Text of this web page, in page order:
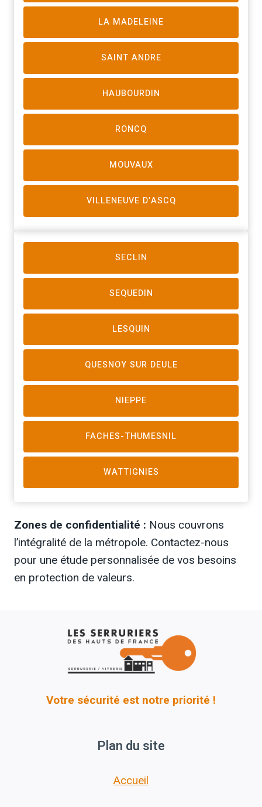
LA MADELEINE
SAINT ANDRE
HAUBOURDIN
RONCQ
MOUVAUX
VILLENEUVE D’ASCQ
SECLIN
SEQUEDIN
LESQUIN
QUESNOY SUR DEULE
NIEPPE
FACHES-THUMESNIL
WATTIGNIES
Zones de confidentialité : Nous couvrons
l’intégralité de la métropole. Contactez-nous
pour une étude personnalisée de vos besoins
en protection de valeurs.
Votre sécurité est notre priorité !
Plan du site
Accueil